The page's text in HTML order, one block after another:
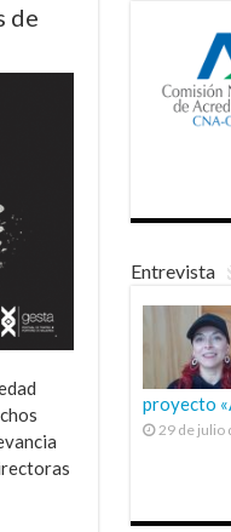
de
Entrevista
proyecto
29 de julio